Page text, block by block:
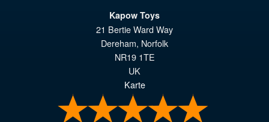
Kapow Toys
21 Bertie Ward Way
Dereham, Norfolk
NR19 1TE
UK
Karte